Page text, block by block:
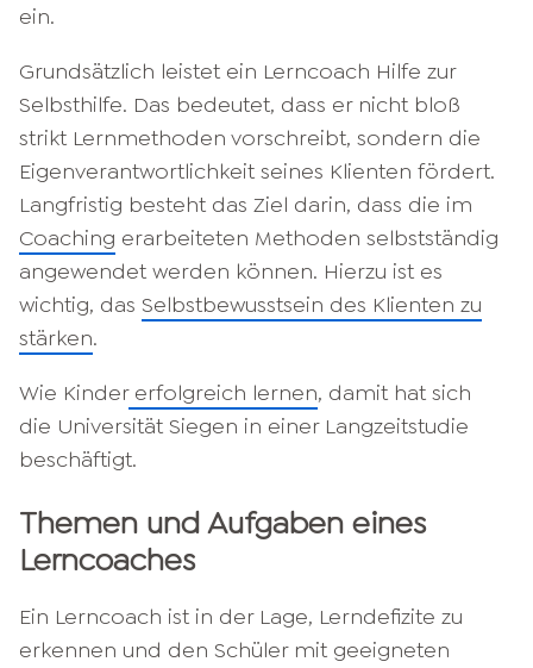
ein.
Grundsätzlich leistet ein Lerncoach Hilfe zur
Selbsthilfe. Das bedeutet, dass er nicht bloß
strikt Lernmethoden vorschreibt, sondern die
Eigenverantwortlichkeit seines Klienten fördert.
Langfristig besteht das Ziel darin, dass die im
Coaching erarbeiteten Methoden selbstständig
angewendet werden können. Hierzu ist es
wichtig, das Selbstbewusstsein des Klienten zu
stärken.
Wie Kindererfolgreich lernen, damit hat sich
die Universität Siegen in einer Langzeitstudie
beschäftigt.
Themen und Aufgaben eines
Lerncoaches
Ein Lerncoach ist in der Lage, Lerndefizite zu
erkennen und den Schüler mit geeigneten